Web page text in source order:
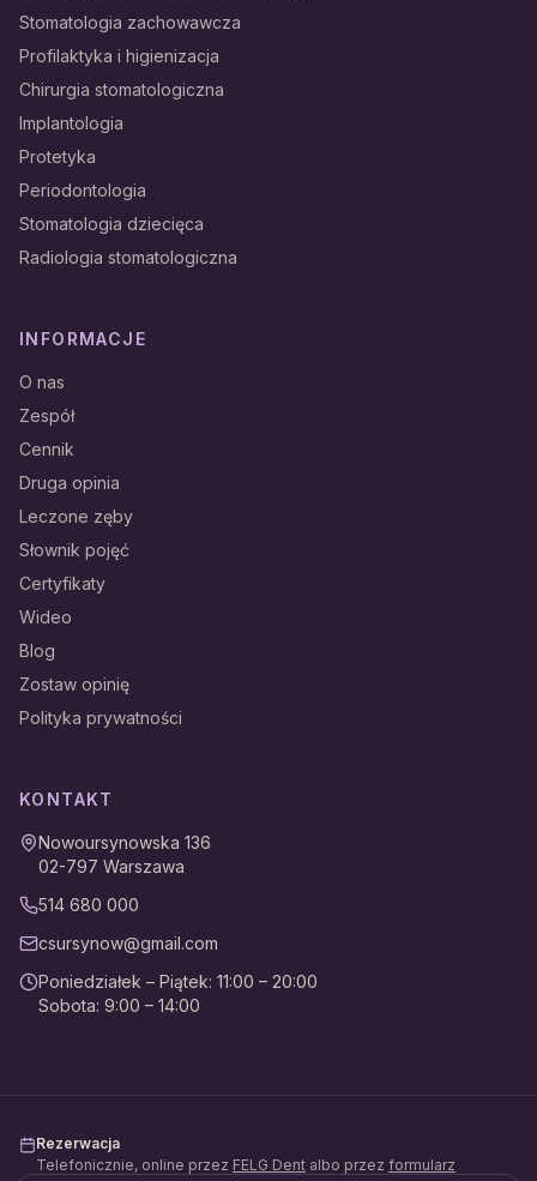
Stomatologia zachowawcza
Profilaktyka i higienizacja
Chirurgia stomatologiczna
Implantologia
Protetyka
Periodontologia
Stomatologia dziecięca
Radiologia stomatologiczna
INFORMACJE
O nas
Zespół
Cennik
Druga opinia
Leczone zęby
Słownik pojęć
Certyfikaty
Wideo
Blog
Zostaw opinię
Polityka prywatności
KONTAKT
Nowoursynowska 136
02-797 Warszawa
514 680 000
csursynow@gmail.com
Poniedziałek – Piątek: 11:00 – 20:00
Sobota: 9:00 – 14:00
Rezerwacja
Telefonicznie, online przez FELG Dent albo przez formularz